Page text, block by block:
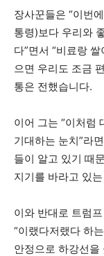
장사꾼들은 “이번
통령)보다 우리와
다”면서 “비료랑
으면 우리도 조금
통은 전했습니다.
이어 그는 “이처럼
기대하는 눈치”라
들이 알고 있기 때
지기를 바라고 있
이와 반대로 트럼
“이랬다저랬다 하
안정으로 하강선을